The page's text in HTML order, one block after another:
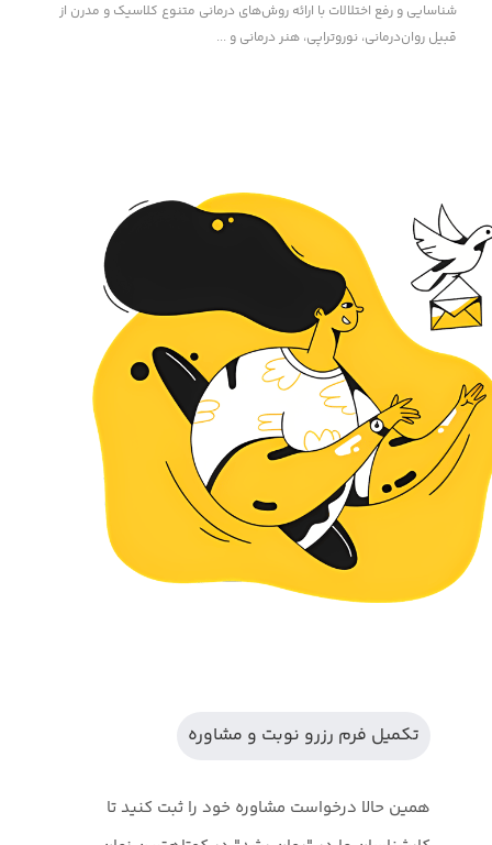
شناسایی و رفع اختلالات با ارائه روش‌های درمانی متنوع کلاسیک و مدرن از
قبیل روان‌درمانی، نوروتراپی، هنر درمانی و ...
تکمیل فرم رزرو نوبت و مشاوره
همین حالا درخواست مشاوره خود را ثبت کنید تا